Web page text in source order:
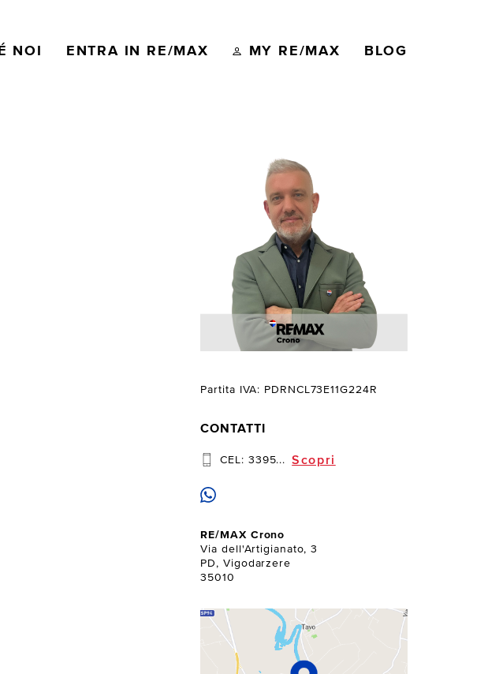
NOI ENTRA IN RE/MAX MY RE/MAX BLOG
Partita IVA: PDRNCL73E11G224R
CONTATTI
CEL: 3395... Scopri
RE/MAX Crono
Via dell'Artigianato, 3
PD, Vigodarzere
35010